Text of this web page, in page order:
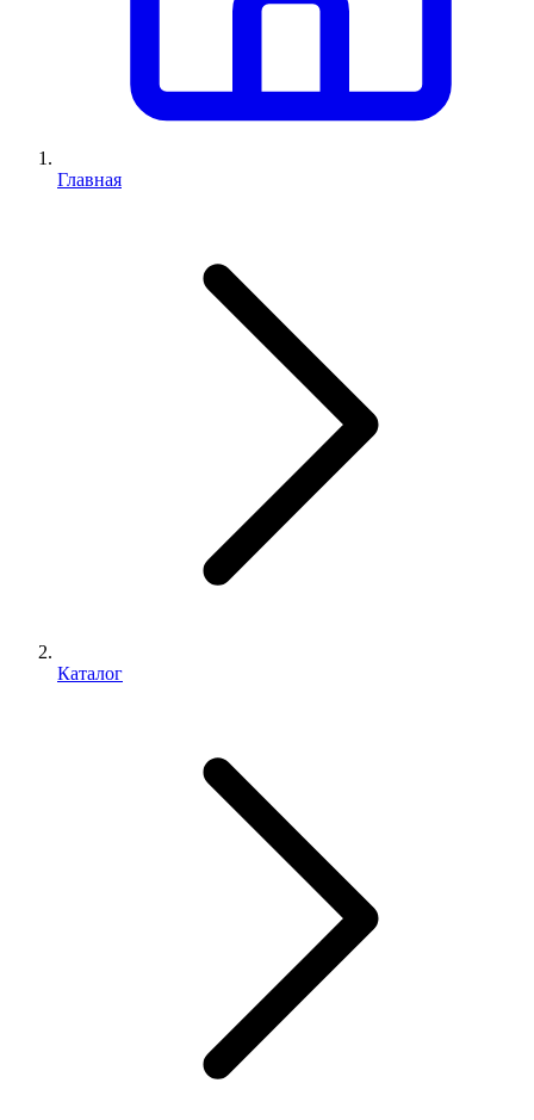
Главная
Каталог